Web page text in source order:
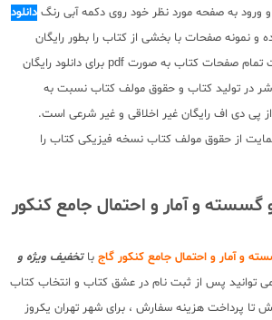
به صفحه مورد نظر خود روی دکمه آبی رنگ دانلود
و نمونه صفحات با بخشی از کتاب را بطور رایگان
ملاحظه نمایید. بدیهی است تمام صفحات کتاب به صورت pdf برای دانلود رایگان
در تولید کتاب و حقوق مولف کتاب نسبت به
از پی دی اف رایگان غیر اخلاقی و غیر شرعی است.
از حقوق مولف کتاب نسخه فیزیکی کتاب را
و آمار و احتمال جامع کنکور
و آمار و احتمال جامع کنکور گاج باتخفیف ویژه و
توانید پس از ثبت نام در عشق کتاب و انتخاب کتاب
تا پرداخت هزینه سفارش ، برای شهر تهران یکروز